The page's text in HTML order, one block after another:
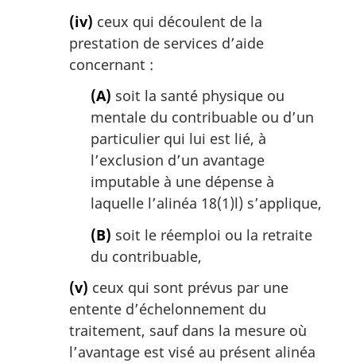
(iv) ceux qui découlent de la
prestation de services d’aide
concernant :
(A) soit la santé physique ou
mentale du contribuable ou d’un
particulier qui lui est lié, à
l’exclusion d’un avantage
imputable à une dépense à
laquelle l’alinéa 18(1)l) s’applique,
(B) soit le réemploi ou la retraite
du contribuable,
(v) ceux qui sont prévus par une
entente d’échelonnement du
traitement, sauf dans la mesure où
l’avantage est visé au présent alinéa